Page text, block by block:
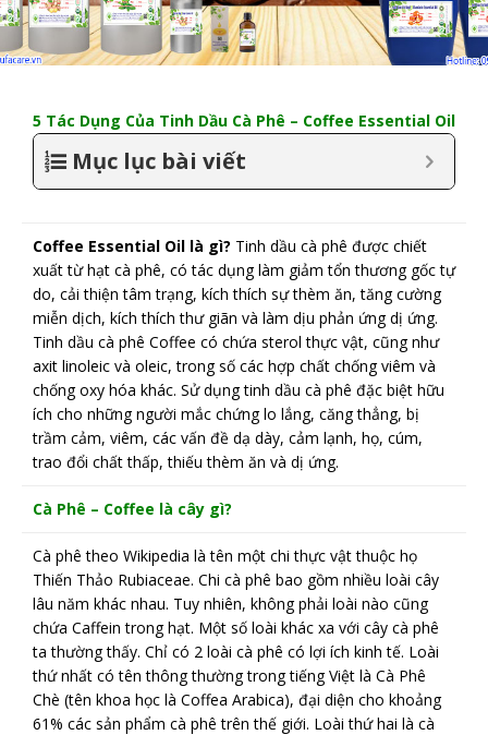
5 Tác Dụng Của Tinh Dầu Cà Phê – Coffee Essential Oil
Mục lục bài viết
Coffee Essential Oil là gì? Tinh dầu cà phê được chiết
xuất từ hạt cà phê, có tác dụng làm giảm tổn thương gốc tự
do, cải thiện tâm trạng, kích thích sự thèm ăn, tăng cường
miễn dịch, kích thích thư giãn và làm dịu phản ứng dị ứng.
Tinh dầu cà phê Coffee có chứa sterol thực vật, cũng như
axit linoleic và oleic, trong số các hợp chất chống viêm và
chống oxy hóa khác. Sử dụng tinh dầu cà phê đặc biệt hữu
ích cho những người mắc chứng lo lắng, căng thẳng, bị
trầm cảm, viêm, các vấn đề dạ dày, cảm lạnh, họ, cúm,
trao đổi chất thấp, thiếu thèm ăn và dị ứng.
Cà Phê – Coffee là cây gì?
Cà phê theo Wikipedia là tên một chi thực vật thuộc họ
Thiến Thảo Rubiaceae. Chi cà phê bao gồm nhiều loài cây
lâu năm khác nhau. Tuy nhiên, không phải loài nào cũng
chứa Caffein trong hạt. Một số loài khác xa với cây cà phê
ta thường thấy. Chỉ có 2 loài cà phê có lợi ích kinh tế. Loài
thứ nhất có tên thông thường trong tiếng Việt là Cà Phê
Chè (tên khoa học là Coffea Arabica), đại diện cho khoảng
61% các sản phẩm cà phê trên thế giới. Loài thứ hai là cà